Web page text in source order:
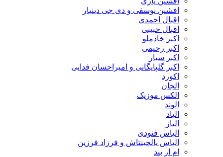
افشین یوسفی و دی جی دینیار
اقبال احمدی
اقبال حبیبی
اکبر خادملو
اکبر رحیمی
اکبر سیار
اکبر گلپایگانی و امیراحسان فدایی
اکورد
الجان
الکس موزیک
الوند
الیاد
الیاز
الیاس فنودی
الیاس یالچینتاش و فرزاد فرزین
ام‌ ار بند